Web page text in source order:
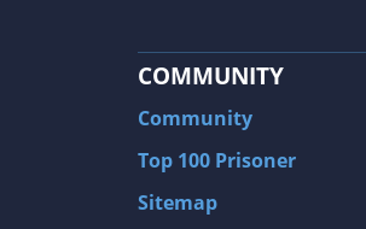
COMMUNITY
Community
Top 100 Prisoner
Sitemap